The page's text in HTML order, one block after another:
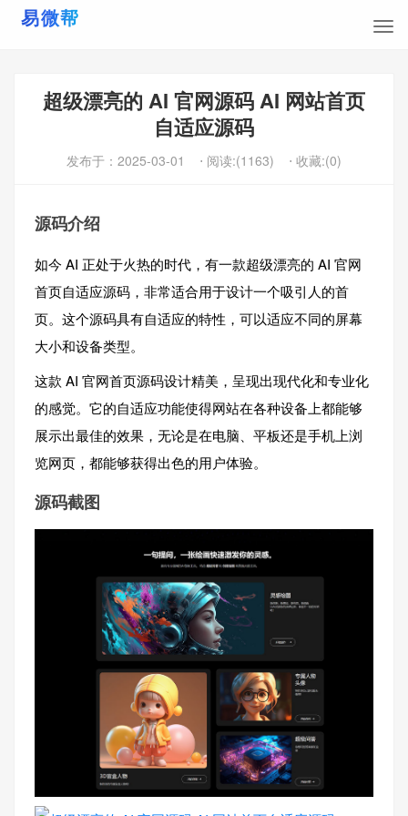
超级漂亮的 AI 官网源码 AI 网站首页
自适应源码
发布于： 2025-03-01 ⋅ 阅读:(1163) ⋅ 收藏:(0)
源码介绍
如今 AI 正处于火热的时代，有一款超级漂亮的 AI 官网
首页自适应源码，非常适合用于设计一个吸引人的首
页。这个源码具有自适应的特性，可以适应不同的屏幕
大小和设备类型。
这款 AI 官网首页源码设计精美，呈现出现代化和专业化
的感觉。它的自适应功能使得网站在各种设备上都能够
展示出最佳的效果，无论是在电脑、平板还是手机上浏
览网页，都能够获得出色的用户体验。
源码截图